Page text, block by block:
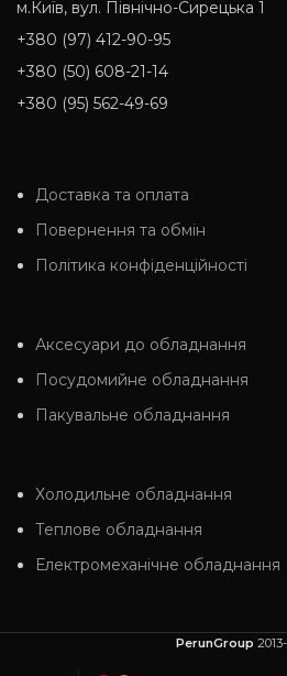
м.Київ, вул. Північно-Сирецька 1
+380 (97) 412-90-95
+380 (50) 608-21-14
+380 (95) 562-49-69
Доставка та оплата
Повернення та обмін
Політика конфіденційності
Аксесуари до обладнання
Посудомийне обладнання
Пакувальне обладнання
Холодильне обладнання
Теплове обладнання
Електромеханічне обладнання
PerunGroup